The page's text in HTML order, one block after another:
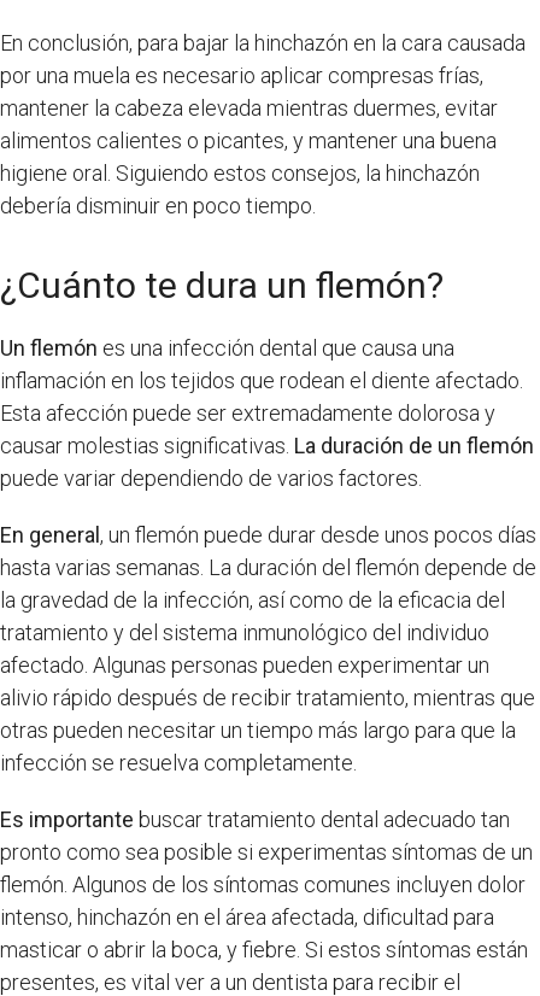
En conclusión, para bajar la hinchazón en la cara causada
por una muela es necesario aplicar compresas frías,
mantener la cabeza elevada mientras duermes, evitar
alimentos calientes o picantes, y mantener una buena
higiene oral. Siguiendo estos consejos, la hinchazón
debería disminuir en poco tiempo.
¿Cuánto te dura un flemón?
Un flemón es una infección dental que causa una
inflamación en los tejidos que rodean el diente afectado.
Esta afección puede ser extremadamente dolorosa y
causar molestias significativas. La duración de un flemón
puede variar dependiendo de varios factores.
En general , un flemón puede durar desde unos pocos días
hasta varias semanas. La duración del flemón depende de
la gravedad de la infección, así como de la eficacia del
tratamiento y del sistema inmunológico del individuo
afectado. Algunas personas pueden experimentar un
alivio rápido después de recibir tratamiento, mientras que
otras pueden necesitar un tiempo más largo para que la
infección se resuelva completamente.
Es importante buscar tratamiento dental adecuado tan
pronto como sea posible si experimentas síntomas de un
flemón. Algunos de los síntomas comunes incluyen dolor
intenso, hinchazón en el área afectada, dificultad para
masticar o abrir la boca, y fiebre. Si estos síntomas están
presentes, es vital ver a un dentista para recibir el